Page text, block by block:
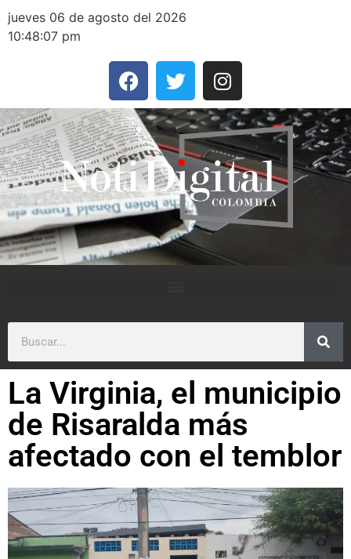
jueves 06 de agosto del 2026
10:48:07 pm
La Virginia, el municipio
de Risaralda más
afectado con el temblor